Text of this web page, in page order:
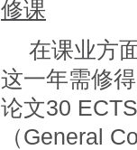
修课
在课业方
这一年需修
论文30
（General